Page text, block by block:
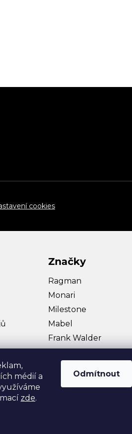
médií a
zde.
Odmítnout
cookies
Značky
Ragman
Monari
Milestone
Mabel
Frank Walder